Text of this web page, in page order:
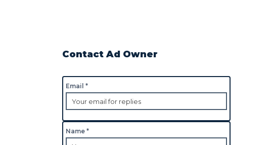
Contact Ad Owner
Email *
Name *